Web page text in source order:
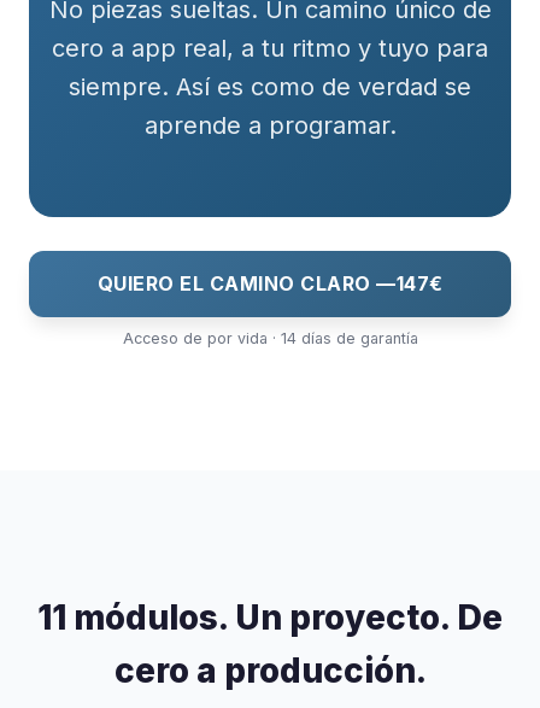
No piezas sueltas. Un camino único de
cero a app real, a tu ritmo y tuyo para
siempre. Así es como de verdad se
aprende a programar.
QUIERO EL CAMINO CLARO —147€
Acceso de por vida · 14 días de garantía
11 módulos. Un proyecto. De
cero a producción.